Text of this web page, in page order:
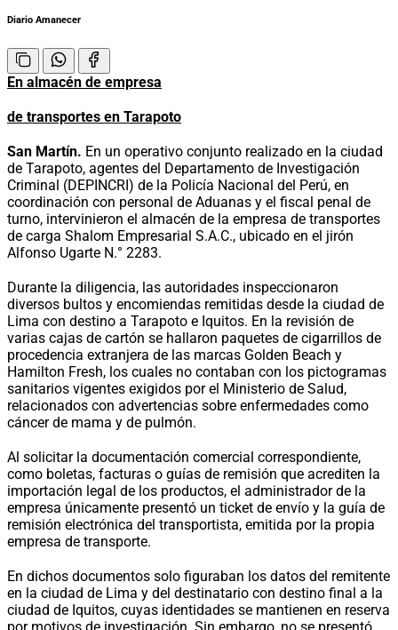
Diario Amanecer
En almacén de empresa
de transportes en Tarapoto
San Martín. En un operativo conjunto realizado en la ciudad
de Tarapoto, agentes del Departamento de Investigación
Criminal (DEPINCRI) de la Policía Nacional del Perú, en
coordinación con personal de Aduanas y el fiscal penal de
turno, intervinieron el almacén de la empresa de transportes
de carga Shalom Empresarial S.A.C., ubicado en el jirón
Alfonso Ugarte N.° 2283.
Durante la diligencia, las autoridades inspeccionaron
diversos bultos y encomiendas remitidas desde la ciudad de
Lima con destino a Tarapoto e Iquitos. En la revisión de
varias cajas de cartón se hallaron paquetes de cigarrillos de
procedencia extranjera de las marcas Golden Beach y
Hamilton Fresh, los cuales no contaban con los pictogramas
sanitarios vigentes exigidos por el Ministerio de Salud,
relacionados con advertencias sobre enfermedades como
cáncer de mama y de pulmón.
Al solicitar la documentación comercial correspondiente,
como boletas, facturas o guías de remisión que acrediten la
importación legal de los productos, el administrador de la
empresa únicamente presentó un ticket de envío y la guía de
remisión electrónica del transportista, emitida por la propia
empresa de transporte.
En dichos documentos solo figuraban los datos del remitente
en la ciudad de Lima y del destinatario con destino final a la
ciudad de Iquitos, cuyas identidades se mantienen en reserva